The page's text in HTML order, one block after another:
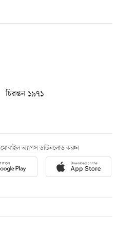
চিরন্তন ১৯৭১
মোবাইল অ্যাপস ডাউনলোড করুন